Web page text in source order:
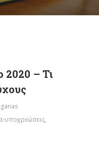
2020 – Τι
υποχρεώσεις,